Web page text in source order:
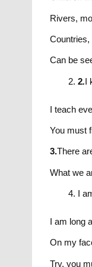
Rivers,
Can be
2.I
I teach
You must
3.There
What we
I
I am long
On my
Try, you